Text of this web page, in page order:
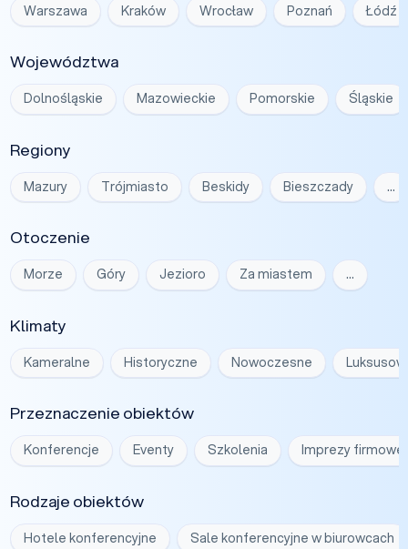
Warszawa Kraków Wrocław Poznań Łódź
Województwa
Dolnośląskie Mazowieckie Pomorskie Śląskie
Regiony
Mazury Trójmiasto Beskidy Bieszczady …
Otoczenie
Morze Góry Jezioro Za miastem …
Klimaty
Kameralne Historyczne Nowoczesne
Przeznaczenie obiektów
Konferencje Eventy Szkolenia Imprezy firmowe
Rodzaje obiektów
Hotele konferencyjne Sale konferencyjne w biurowcach